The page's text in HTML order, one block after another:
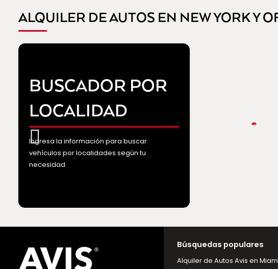
ALQUILER DE AUTOS EN NEW YORK Y
BUSCADOR POR
LOCALIDAD
Ingresa la información para buscar
vehículos por localidades según tu
necesidad
Búsquedas populares
Alquiler de Autos Avis en